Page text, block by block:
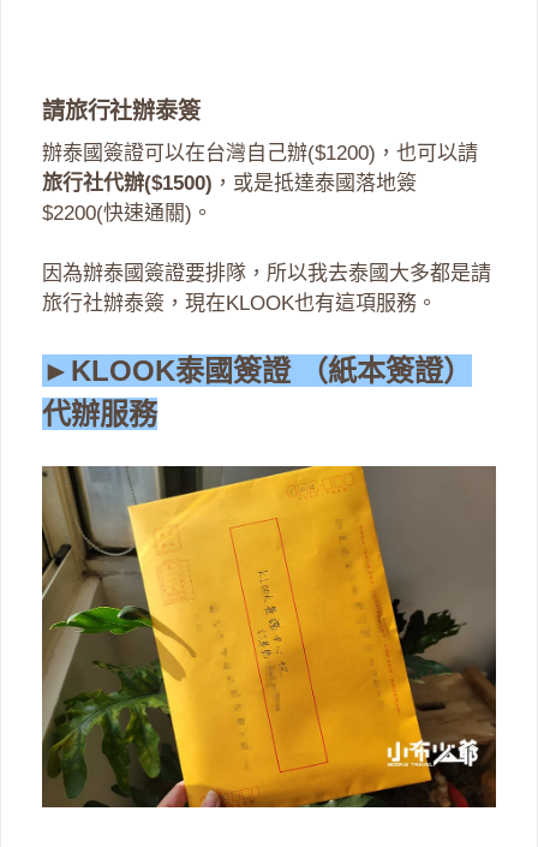
請旅行社辦泰簽
辦泰國簽證可以在台灣自己辦($1200)，也可以請
旅行社代辦($1500) ，或是抵達泰國落地簽
$2200(快速通關)。
因為辦泰國簽證要排隊，所以我去泰國大多都是請
旅行社辦泰簽，現在KLOOK也有這項服務。
►KLOOK泰國簽證 （紙本簽證）
代辦服務